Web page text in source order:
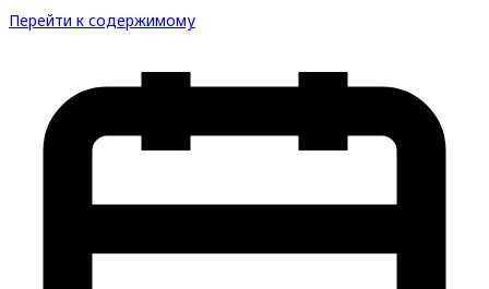
Перейти к содержимому